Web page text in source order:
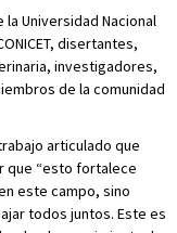
Universidad Nacional
disertantes,
investigadores,
de la comunidad
articulado que
que “esto fortalece
este campo, sino
todos juntos. Este es